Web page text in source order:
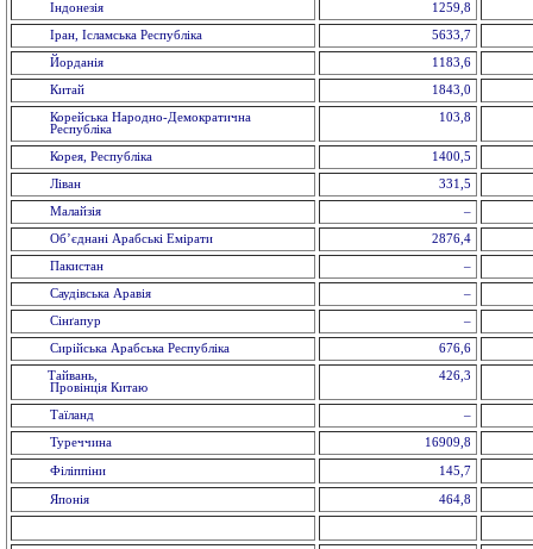
Індонезія 1259,8
Іран, Ісламська Республіка 5633,7
Йорданія 1183,6
Китай 1843,0
Корейська Народно-Демократична
Республіка
103,8
Корея, Республіка 1400,5
Ліван 331,5
Малайзія –
Об’єднані Арабські Емірати 2876,4
Пакистан –
Саудівська Аравія –
Сінґапур –
Сирійська Арабська Республіка 676,6
Тайвань,
Провінція Китаю
426,3
Таїланд –
Туреччина 16909,8
Філіппіни 145,7
Японія 464,8